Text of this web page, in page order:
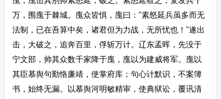
万，围廆于棘城。廆众皆惧，廆曰："素怒延兵虽多而无
法制，已在吾算中矣，诸君但为力战，无所忧也！"遂出
击，大破之，追奔百里，俘斩万计。辽东孟晖，先没于
宁文部，帅其众数千家降于廆，廆以为建威将军。廆以
其臣慕舆句勤恪廉靖，使掌府库；句心计默识，不案簿
书，始终无漏。以慕舆河明敏精审，使典狱讼，覆讯清